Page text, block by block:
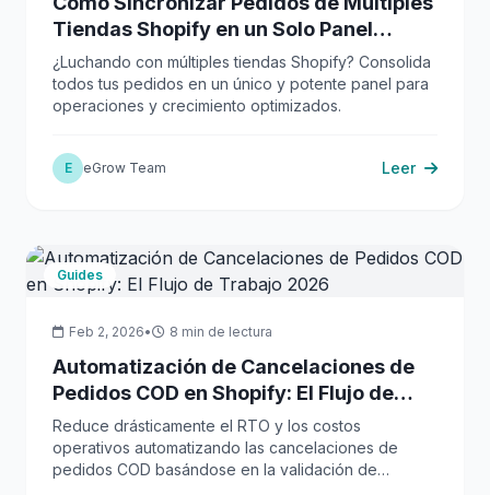
Tiendas Shopify en un Solo Panel
(2026)
¿Luchando con múltiples tiendas Shopify? Consolida
todos tus pedidos en un único y potente panel para
operaciones y crecimiento optimizados.
E eGrow Team Leer
Guides
Feb 2, 2026• 8 min de lectura
Automatización de Cancelaciones de
Pedidos COD en Shopify: El Flujo de
Trabajo 2026
Reduce drásticamente el RTO y los costos
operativos automatizando las cancelaciones de
pedidos COD basándose en la validación de